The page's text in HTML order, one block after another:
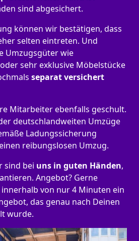
sind abgesichert.
können wir bestätigen, dass
selten eintreten. Und
Umzugsgüter wie
sehr exklusive Möbelstücke
separat versichert
Mitarbeiter ebenfalls geschult.
deutschlandweiten Umzüge
Ladungssicherung
reibungslosen Umzug.
sind bei uns in guten Händen,
Angebot? Gerne
von nur 4 Minuten ein
das genau nach Deinen
wurde.